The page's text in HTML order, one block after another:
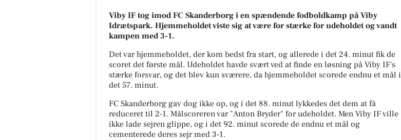
Viby IF tog imod FC Skanderborg i en spændende fodboldkamp på Viby
Idrætspark. Hjemmeholdet viste sig at være for stærke for udeholdet og vandt
kampen med 3-1.
Det var hjemmeholdet, der kom bedst fra start, og allerede i det 24. minut fik de
scoret det første mål. Udeholdet havde svært ved at finde en løsning på Viby IF's
stærke forsvar, og det blev kun sværere, da hjemmeholdet scorede endnu et mål i
det 57. minut.
FC Skanderborg gav dog ikke op, og i det 88. minut lykkedes det dem at få
reduceret til 2-1. Målscoreren var "Anton Bryder" for udeholdet. Men Viby IF ville
ikke lade sejren glippe, og i det 92. minut scorede de endnu et mål og
cementerede deres sejr med 3-1.